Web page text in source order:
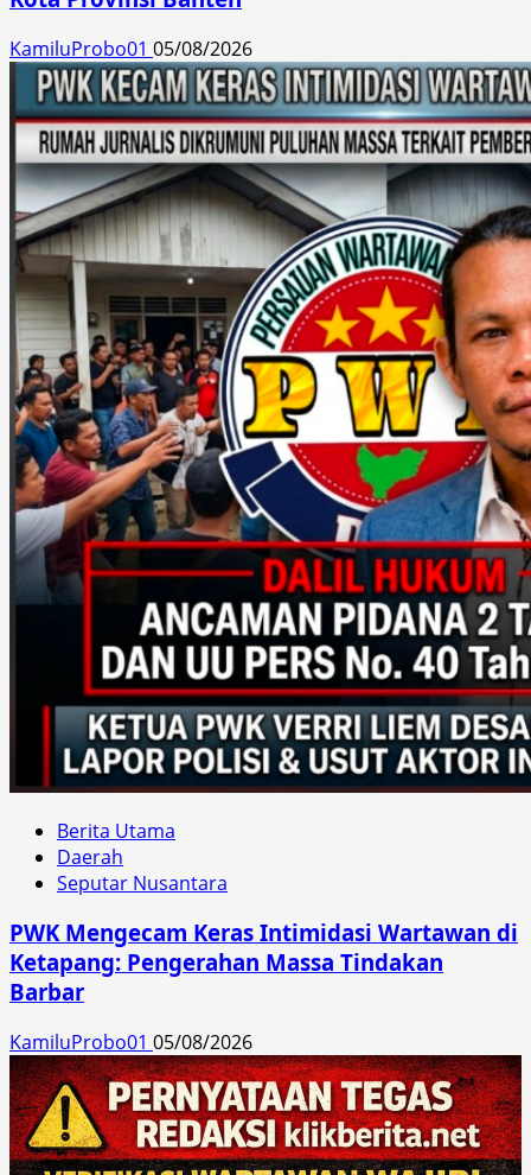
KamiluProbo01 05/08/2026
Berita Utama
Daerah
Seputar Nusantara
PWK Mengecam Keras Intimidasi Wartawan di
Ketapang: Pengerahan Massa Tindakan
Barbar
KamiluProbo01 05/08/2026